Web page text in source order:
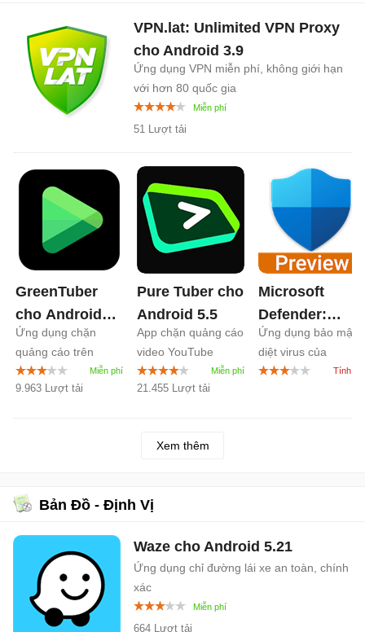
VPN.lat: Unlimited VPN Proxy
cho Android 3.9
Ứng dụng VPN miễn phí, không giới hạn
với hơn 80 quốc gia
51 Lượt tải
GreenTuber
cho Android
0.1
Ứng dụng chặn
quảng cáo trên
video
9.963 Lượt tải
Pure Tuber cho
Android 5.5
App chặn quảng cáo
video YouTube
21.455 Lượt tải
Microsoft
Defender:
Antivirus cho
Android1.0
Ứng dụng bảo mật,
diệt virus của
Microsoft
Xem thêm
Bản Đồ - Định Vị
Waze cho Android 5.21
Ứng dụng chỉ đường lái xe an toàn, chính
xác
664 Lượt tải